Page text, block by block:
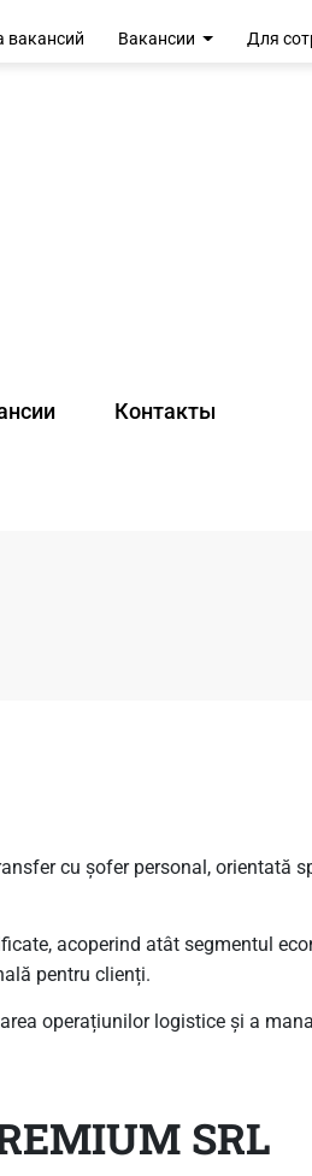
вакансий Вакансии Для
Контакты
cu șofer personal, orientată
acoperind atât segmentul
pentru clienți.
operațiunilor logistice și a
SRL